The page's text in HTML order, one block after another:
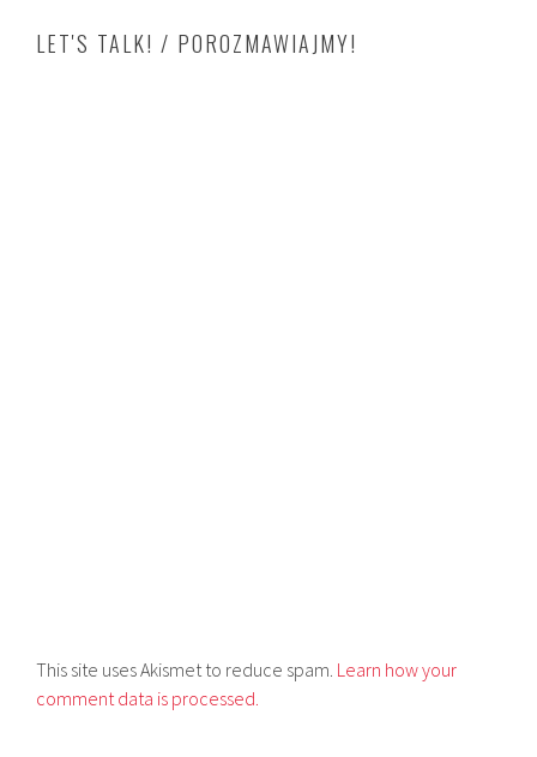
LET'S TALK! / POROZMAWIAJMY!
This site uses Akismet to reduce spam. Learn how your
comment data is processed.